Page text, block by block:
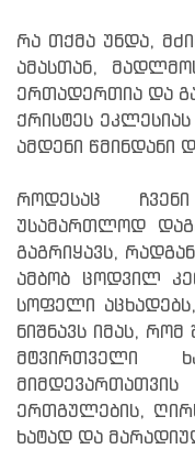
რა თქმა უნდა,
ამასთან,
ერთადერთია და
ქრისტეს
ამდენი წმინდანი
როდესაც
უსამართლოდ
გაგრიყავს,
ამბობ ცოდვილ
სოფელი
ნიშნავს იმას,
მტვირთველი
ერთგულების,
ხატად და